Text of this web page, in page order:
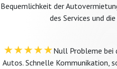
Bequemlichkeit der
des Services und
★★★★★Null Probleme bei
Autos. Schnelle Kommunikation,